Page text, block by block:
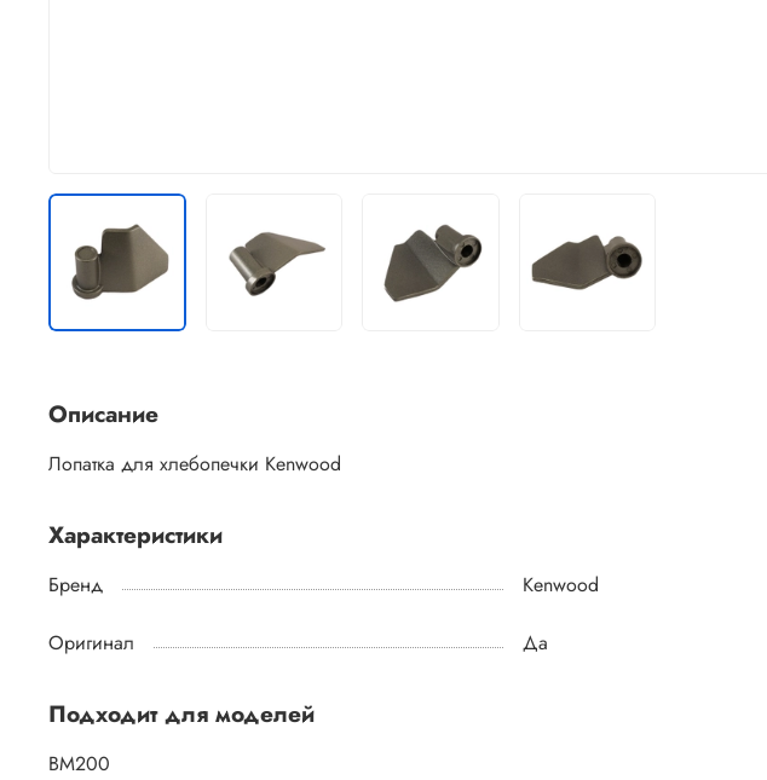
Описание
Лопатка для хлебопечки Kenwood
Характеристики
Бренд Kenwood
Оригинал Да
Подходит для моделей
BM200